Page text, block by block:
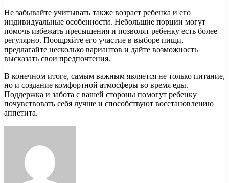
Не забывайте учитывать также возраст ребенка и его
индивидуальные особенности. Небольшие порции могут
помочь избежать пресыщения и позволят ребенку есть более
регулярно. Поощряйте его участие в выборе пищи,
предлагайте несколько вариантов и дайте возможность
высказать свои предпочтения.
В конечном итоге, самым важным является не только питание,
но и создание комфортной атмосферы во время еды.
Поддержка и забота с вашей стороны помогут ребенку
почувствовать себя лучше и способствуют восстановлению
аппетита.